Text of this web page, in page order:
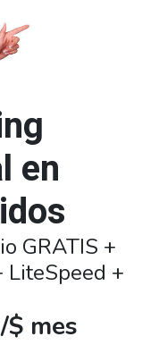
en
GRATIS +
LiteSpeed +
mes